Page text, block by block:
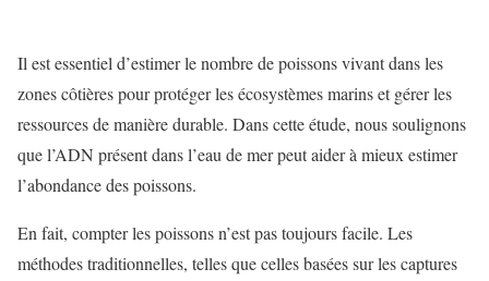
Il est essentiel d’estimer le nombre de poissons vivant dans les
zones côtières pour protéger les écosystèmes marins et gérer les
ressources de manière durable. Dans cette étude, nous soulignons
que l’ADN présent dans l’eau de mer peut aider à mieux estimer
l’abondance des poissons.
En fait, compter les poissons n’est pas toujours facile. Les
méthodes traditionnelles, telles que celles basées sur les captures